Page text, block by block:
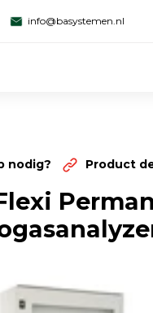
info@basystemen.nl
nodig? Product